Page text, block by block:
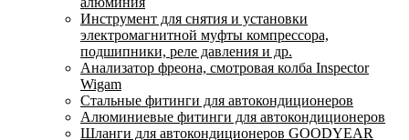
Инструмент для снятия и установки
электромагнитной муфты компрессора,
подшипники, реле давления и др.
Анализатор фреона, смотровая колба Inspector
Wigam
Стальные фитинги для автокондиционеров
Алюминиевые фитинги для автокондиционеров
Шланги для автокондиционеров GOODYEAR